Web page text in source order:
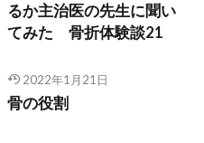
るか主治医の先生に聞い
てみた 骨折体験談21
2022年1月21日
骨の役割